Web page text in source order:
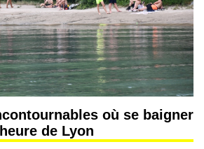
où se baigner
de Lyon